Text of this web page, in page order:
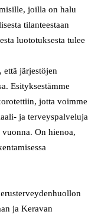
joilla on halu
tilanteestaan
luototuksesta tulee
järjestöjen
Esityksestämme
jotta voimme
ja terveyspalveluja
On hienoa,
ja Keravan